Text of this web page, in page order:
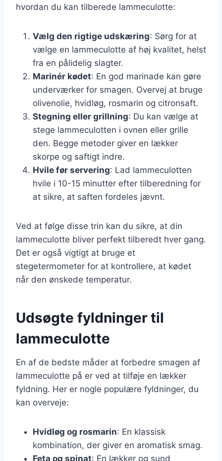
hvordan du kan tilberede lammeculotte:
Vælg den rigtige udskæring: Sørg for at
vælge en lammeculotte af høj kvalitet, helst
fra en pålidelig slagter.
Marinér kødet: En god marinade kan gøre
underværker for smagen. Overvej at bruge
olivenolie, hvidløg, rosmarin og citronsaft.
Stegning eller grillning: Du kan vælge at
stege lammeculotten i ovnen eller grille
den. Begge metoder giver en lækker
skorpe og saftigt indre.
Hvile før servering: Lad lammeculotten
hvile i 10-15 minutter efter tilberedning for
at sikre, at saften fordeles jævnt.
Ved at følge disse trin kan du sikre, at din
lammeculotte bliver perfekt tilberedt hver gang.
Det er også vigtigt at bruge et
stegetermometer for at kontrollere, at kødet
når den ønskede temperatur.
Udsøgte fyldninger til
lammeculotte
En af de bedste måder at forbedre smagen af
lammeculotte på er ved at tilføje en lækker
fyldning. Her er nogle populære fyldninger, du
kan overveje:
Hvidløg og rosmarin: En klassisk
kombination, der giver en aromatisk smag.
Feta og spinat: En lækker og sund